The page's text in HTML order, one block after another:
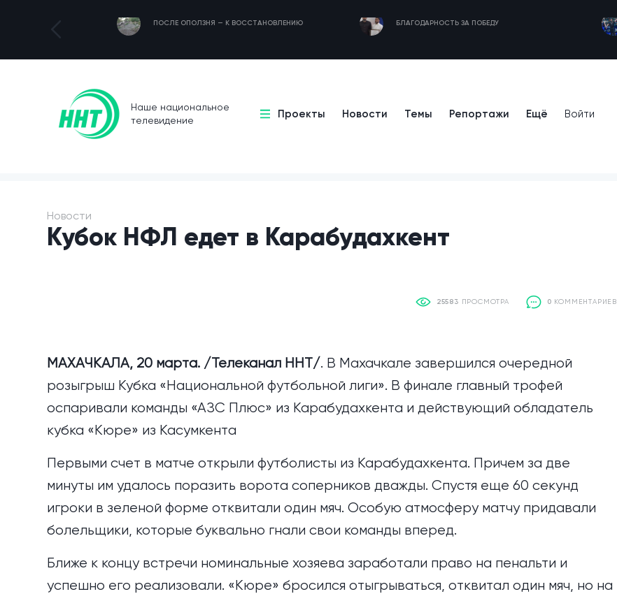
ПОСЛЕ ОПОЛЗНЯ — К ВОССТАНОВЛЕНИЮ БЛАГОДАРНОСТЬ ЗА ПОБЕДУ
Наше национальное
телевидение
Проекты Новости Темы Репортажи Ещё Войти
Новости
Кубок НФЛ едет в Карабудахкент
25583 ПРОСМОТРА 0 КОММЕНТАРИЕВ
МАХАЧКАЛА, 20 марта. /Телеканал ННТ/. В Махачкале завершился очередной
розыгрыш Кубка «Национальной футбольной лиги». В финале главный трофей
оспаривали команды «АЗС Плюс» из Карабудахкента и действующий обладатель
кубка «Кюре» из Касумкента
Первыми счет в матче открыли футболисты из Карабудахкента. Причем за две
минуты им удалось поразить ворота соперников дважды. Спустя еще 60 секунд
игроки в зеленой форме отквитали один мяч. Особую атмосферу матчу придавали
болельщики, которые буквально гнали свои команды вперед.
Ближе к концу встречи номинальные хозяева заработали право на пенальти и
успешно его реализовали. «Кюре» бросился отыгрываться, отквитал один мяч, но на